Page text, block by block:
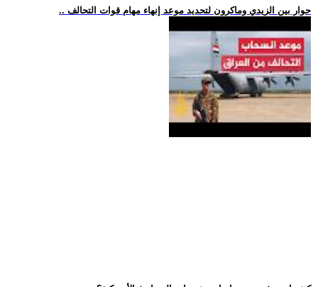
.. حوار بين الزيدي وماكرون لتحديد موعد إنهاء مهام قوات التحالف